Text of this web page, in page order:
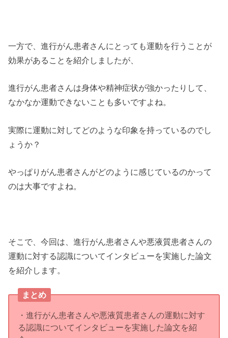
一方で、進行がん患者さんにとっても運動を行うことが
効果があることを紹介しましたが、
進行がん患者さんは身体や精神症状が強かったりして、
なかなか運動できないことも多いですよね。
実際に運動に対してどのような印象を持っているのでし
ょうか？
やっぱりがん患者さんがどのように感じているのかって
のは大事ですよね。
そこで、今回は、進行がん患者さんや悪液質患者さんの
運動に対する認識についてインタビューを実施した論文
を紹介します。
まとめ
・進行がん患者さんや悪液質患者さんの運動に対す
る認識についてインタビューを実施した論文を紹